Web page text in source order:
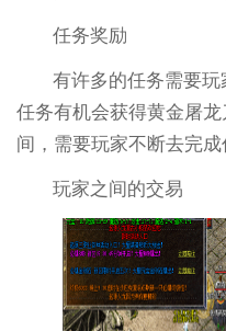
任务奖励
有许多的任务需要
任务有机会获得黄金屠
间，需要玩家不断去完成
玩家之间的交易